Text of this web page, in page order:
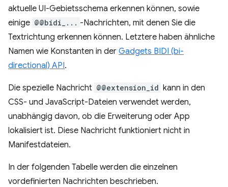
aktuelle UI-Gebietsschema erkennen können, sowie
einige @@bidi_... -Nachrichten, mit denen Sie die
Textrichtung erkennen können. Letztere haben ähnliche
Namen wie Konstanten in der Gadgets BIDI (bi-
directional) API.
Die spezielle Nachricht @@extension_id kann in den
CSS- und JavaScript-Dateien verwendet werden,
unabhängig davon, ob die Erweiterung oder App
lokalisiert ist. Diese Nachricht funktioniert nicht in
Manifestdateien.
In der folgenden Tabelle werden die einzelnen
vordefinierten Nachrichten beschrieben.